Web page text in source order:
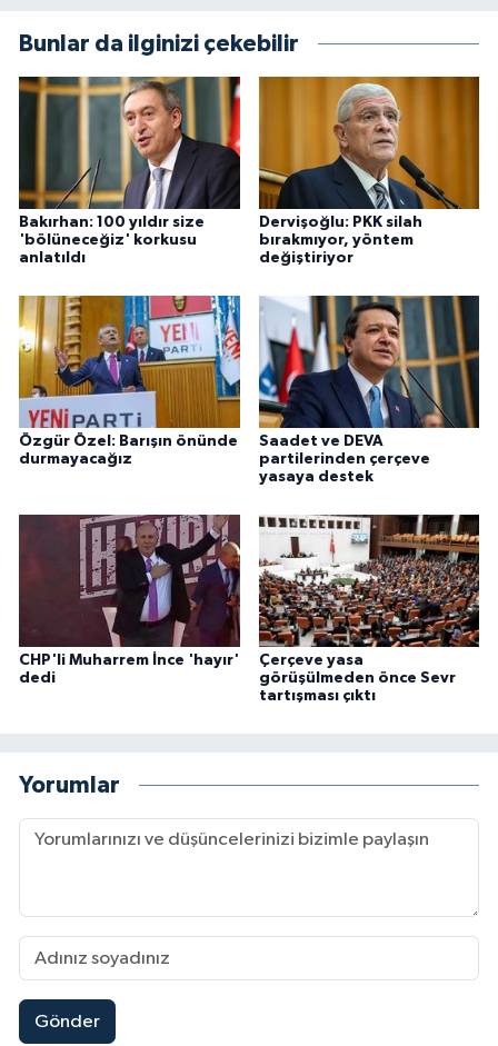
Bunlar da ilginizi çekebilir
Bakırhan: 100 yıldır size
'bölüneceğiz' korkusu
anlatıldı
Dervişoğlu: PKK silah
bırakmıyor, yöntem
değiştiriyor
Özgür Özel: Barışın önünde
durmayacağız
Saadet ve DEVA
partilerinden çerçeve
yasaya destek
CHP'li Muharrem İnce 'hayır'
dedi
Çerçeve yasa
görüşülmeden önce Sevr
tartışması çıktı
Yorumlar
Gönder